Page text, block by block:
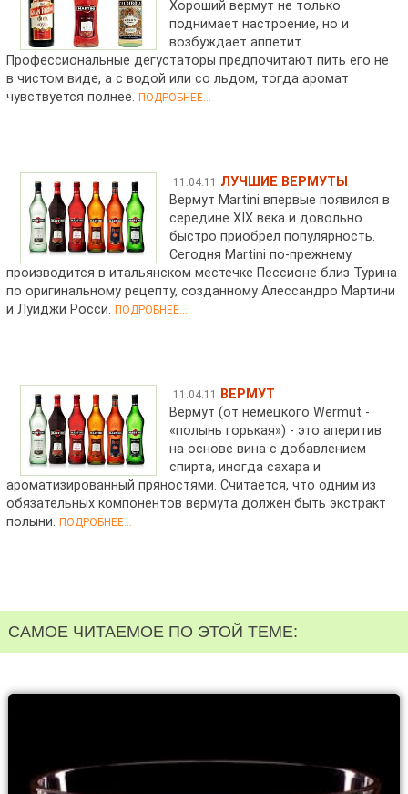
Хороший вермут не только
поднимает настроение, но и
возбуждает аппетит.
Профессиональные дегустаторы предпочитают пить его не
в чистом виде, а с водой или со льдом, тогда аромат
чувствуется полнее.ПОДРОБНЕЕ...
11.04.11
ЛУЧШИЕ ВЕРМУТЫ
Вермут Martini впервые появился в
середине XIX века и довольно
быстро приобрел популярность.
Сегодня Мartini по-прежнему
производится в итальянском местечке Пессионе близ Турина
по оригинальному рецепту, созданному Алессандро Мартини
и Луиджи Росси.ПОДРОБНЕЕ...
11.04.11
ВЕРМУТ
Вермут (от немецкого Wermut -
«полынь горькая») - это аперитив
на основе вина с добавлением
спирта, иногда сахара и
ароматизированный пряностями. Считается, что одним из
обязательных компонентов вермута должен быть экстракт
полыни.ПОДРОБНЕЕ...
САМОЕ ЧИТАЕМОЕ ПО ЭТОЙ ТЕМЕ: